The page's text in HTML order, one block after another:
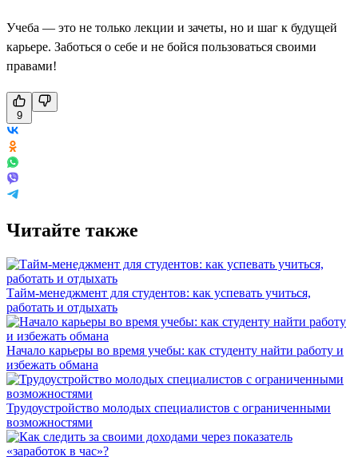
Учеба — это не только лекции и зачеты, но и шаг к будущей
карьере. Заботься о себе и не бойся пользоваться своими
правами!
9
Читайте также
Тайм-менеджмент для студентов: как успевать учиться,
работать и отдыхать
Начало карьеры во время учебы: как студенту найти работу и
избежать обмана
Трудоустройство молодых специалистов с ограниченными
возможностями